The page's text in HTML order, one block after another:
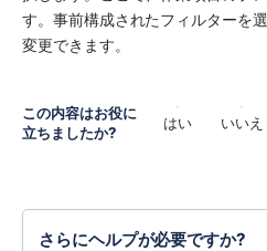
す。事前構成されたフィルターを
変更できます。
この内容はお役に
立ちましたか?
はい いいえ
さらにヘルプが必要ですか?